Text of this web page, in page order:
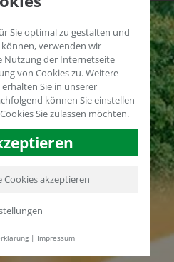
Sie optimal zu gestalten und
verwenden wir
Nutzung der Internetseite
von Cookies zu. Weitere
Sie in unserer
können Sie einstellen
Sie zulassen möchten.
Cookies akzeptieren
| Impressum